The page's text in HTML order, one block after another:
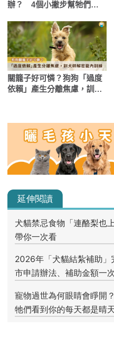
辦？ 4個小撇步幫牠們健
關籠子好可憐？狗狗「過度
依賴」產生分離焦慮，訓犬